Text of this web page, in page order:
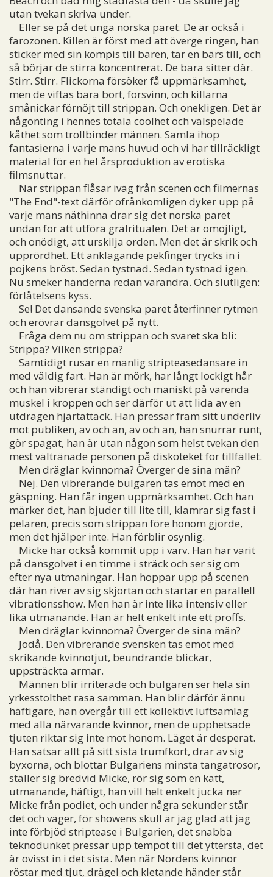
utan tvekan skriva under.
Eller se på det unga norska paret. De är också i
farozonen. Killen är först med att överge ringen, han
sticker med sin kompis till baren, tar en bärs till, och
så börjar de stirra koncentrerat. De bara sitter där.
Stirr. Stirr. Flickorna försöker få uppmärksamhet,
men de viftas bara bort, försvinn, och killarna
smånickar förnöjt till strippan. Och onekligen. Det är
någonting i hennes totala coolhet och välspelade
kåthet som trollbinder männen. Samla ihop
fantasierna i varje mans huvud och vi har tillräckligt
material för en hel årsproduktion av erotiska
filmsnuttar.
När strippan flåsar iväg från scenen och filmernas
"The End"-text därför ofrånkomligen dyker upp på
varje mans näthinna drar sig det norska paret
undan för att utföra grälritualen. Det är omöjligt,
och onödigt, att urskilja orden. Men det är skrik och
upprördhet. Ett anklagande pekfinger trycks in i
pojkens bröst. Sedan tystnad. Sedan tystnad igen.
Nu smeker händerna redan varandra. Och slutligen:
förlåtelsens kyss.
Se! Det dansande svenska paret återfinner rytmen
och erövrar dansgolvet på nytt.
Fråga dem nu om strippan och svaret ska bli:
Strippa? Vilken strippa?
Samtidigt rusar en manlig stripteasedansare in
med väldig fart. Han är mörk, har långt lockigt hår
och han vibrerar ständigt och maniskt på varenda
muskel i kroppen och ser därför ut att lida av en
utdragen hjärtattack. Han pressar fram sitt underliv
mot publiken, av och an, av och an, han snurrar runt,
gör spagat, han är utan någon som helst tvekan den
mest vältränade personen på diskoteket för tillfället.
Men dräglar kvinnorna? Överger de sina män?
Nej. Den vibrerande bulgaren tas emot med en
gäspning. Han får ingen uppmärksamhet. Och han
märker det, han bjuder till lite till, klamrar sig fast i
pelaren, precis som strippan före honom gjorde,
men det hjälper inte. Han förblir osynlig.
Micke har också kommit upp i varv. Han har varit
på dansgolvet i en timme i sträck och ser sig om
efter nya utmaningar. Han hoppar upp på scenen
där han river av sig skjortan och startar en parallell
vibrationsshow. Men han är inte lika intensiv eller
lika utmanande. Han är helt enkelt inte ett proffs.
Men dräglar kvinnorna? Överger de sina män?
Jodå. Den vibrerande svensken tas emot med
skrikande kvinnotjut, beundrande blickar,
uppsträckta armar.
Männen blir irriterade och bulgaren ser hela sin
yrkesstolthet rasa samman. Han blir därför ännu
häftigare, han övergår till ett kollektivt luftsamlag
med alla närvarande kvinnor, men de upphetsade
tjuten riktar sig inte mot honom. Läget är desperat.
Han satsar allt på sitt sista trumfkort, drar av sig
byxorna, och blottar Bulgariens minsta tangatrosor,
ställer sig bredvid Micke, rör sig som en katt,
utmanande, häftigt, han vill helt enkelt jucka ner
Micke från podiet, och under några sekunder står
det och väger, för showens skull är jag glad att jag
inte förbjöd striptease i Bulgarien, det snabba
teknodunket pressar upp tempot till det yttersta, det
är ovisst in i det sista. Men när Nordens kvinnor
röstar med tjut, drägel och kletande händer står